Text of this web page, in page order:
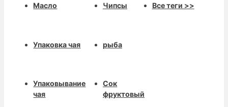
Масло
Упаковка чая
Упаковывание
чая
Чипсы
рыба
Сок
фруктовый
Все теги >>